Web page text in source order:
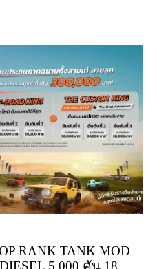
RANK TANK MOD
5,000 คัน 18